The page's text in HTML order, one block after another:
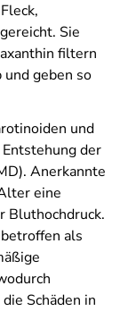
Sie
filtern
und geben so
und
der
Anerkannte
eine
Bluthochdruck.
als
Schäden in